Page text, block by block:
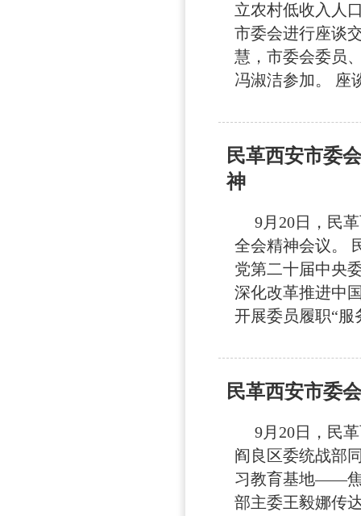
立农村低收入人
市委会进行座谈
慧，市委会委员
冯淑洁参加。 座
民革西安市委
神
9月20日，民革
全会精神会议。
党第二十届中央
深化改革推进中
开展委员履职“服
民革西安市委
9月20日，民革
阎良区委统战部
习教育基地——焦
部主委王毅娜传